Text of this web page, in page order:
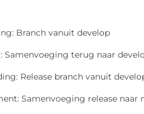
Branch vanuit develop
Samenvoeging terug naar
Release branch vanuit
Samenvoeging release naar